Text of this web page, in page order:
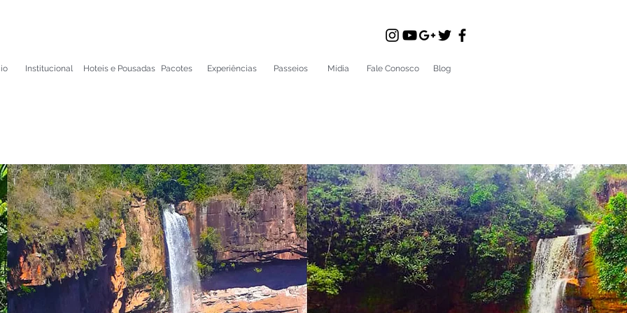
Institucional Hoteis e Pousadas Pacotes Experiências Passeios Mídia Fale Conosco Blog